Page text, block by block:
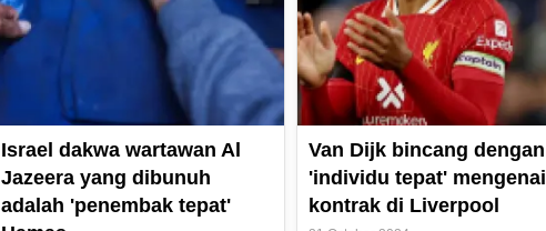
Israel dakwa wartawan Al
Jazeera yang dibunuh
adalah 'penembak tepat'
Van Dijk bincang dengan
'individu tepat' mengenai
kontrak di Liverpool